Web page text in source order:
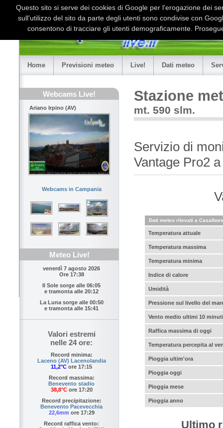
Home Previsioni meteo Live! Dati meteo
Webcams Live!
Ariano Irpino (AV)
Webcams in Campania
Meteo Live!
venerdì 7 agosto 2026
Ore 17:38
Il Sole sorge alle 06:05
e tramonta alle 20:12
La Luna sorge alle 00:50
e tramonta alle 15:41
Valori estremi
nelle 24 ore:
Record minima:
Laceno (AV) Lacenolandia
11,2°C ore 17:15
Record massima:
Benevento stadio
38,8°Core 17:20
Record precipitazione:
Benevento Pacevecchia
22,6mm ore 17:29
Record raffica vento:
Stazione
mt. 590 slm.
Servizio di
Vantage Pro2
Dati meteo rilevati a
Temperatura attuale
Temperatura massima
Temperatura minima
Indice di calore
Umidità
Pressione sul livello del
Vento medio ultimi 10 minuti
Raffica massima di oggi
Temperatura percepita al
Pioggia ultim'ora
Pioggia oggi
Pioggia mese
Pioggia anno
Ultimo
Questo sito si serve dei cookies di Google per l'erogazione dei
sull'utilizzo del sito da parte degli utenti sono condivise con
consentono di tracciare gli utenti demograficamente.